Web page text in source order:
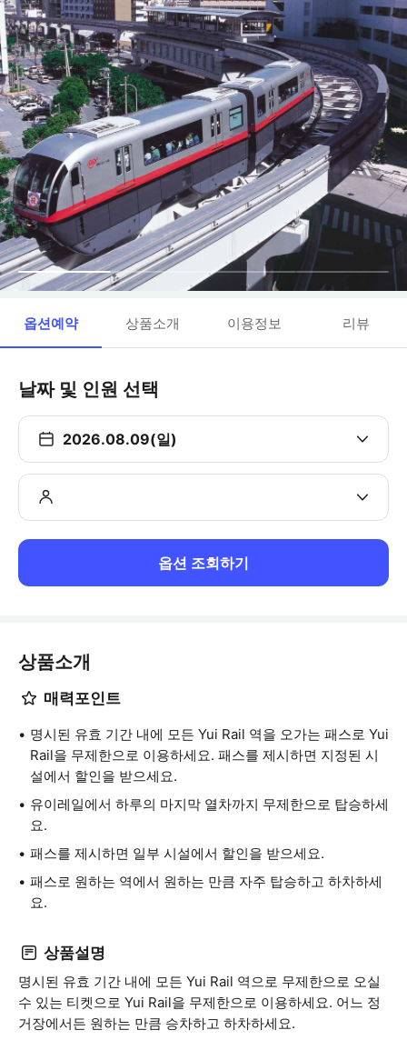
옵션예약 상품소개 이용정보 리뷰
날짜 및 인원 선택
2026.08.09(일)
옵션 조회하기
상품소개
매력포인트
명시된 유효 기간 내에 모든 Yui Rail 역을 오가는 패스로 Yui
Rail을 무제한으로 이용하세요. 패스를 제시하면 지정된 시
설에서 할인을 받으세요.
유이레일에서 하루의 마지막 열차까지 무제한으로 탑승하세
요.
패스를 제시하면 일부 시설에서 할인을 받으세요.
패스로 원하는 역에서 원하는 만큼 자주 탑승하고 하차하세
요.
상품설명
명시된 유효 기간 내에 모든 Yui Rail 역으로 무제한으로 오실
수 있는 티켓으로 Yui Rail을 무제한으로 이용하세요. 어느 정
거장에서든 원하는 만큼 승차하고 하차하세요.